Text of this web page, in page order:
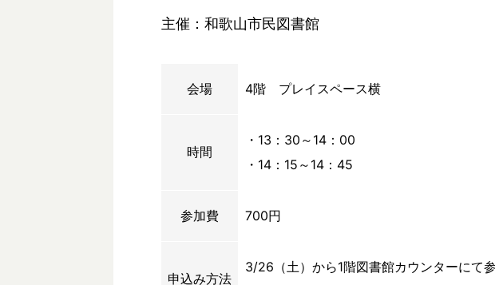
主催：和歌山市民図書館
会場 4階 プレイスペース横
時間
・13：30～14：00
・14：15～14：45
参加費 700円
申込み方法
3/26（土）から1階図書館カウンターにて